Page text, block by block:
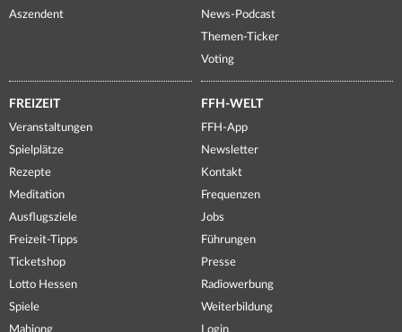
Aszendent
News-Podcast
Themen-Ticker
Voting
FREIZEIT
Veranstaltungen
Spielplätze
Rezepte
Meditation
Ausflugsziele
Freizeit-Tipps
Ticketshop
Lotto Hessen
Spiele
FFH-WELT
FFH-App
Newsletter
Kontakt
Frequenzen
Jobs
Führungen
Presse
Radiowerbung
Weiterbildung